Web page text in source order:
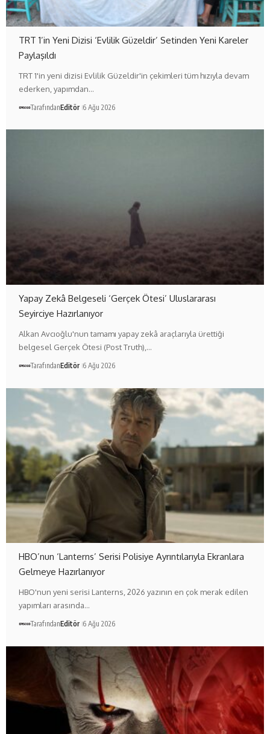
TRT 1’in Yeni Dizisi ‘Evlilik Güzeldir’ Setinden Yeni Kareler
Paylaşıldı
TRT 1'in yeni dizisi Evlilik Güzeldir'in çekimleri tüm hızıyla devam
ederken, yapımdan…
TarafındanEditör 6 Ağu 2026
Yapay Zekâ Belgeseli ‘Gerçek Ötesi’ Uluslararası
Seyirciye Hazırlanıyor
Alkan Avcıoğlu'nun tamamı yapay zekâ araçlarıyla ürettiği
belgesel Gerçek Ötesi (Post Truth),…
TarafındanEditör 6 Ağu 2026
HBO’nun ‘Lanterns’ Serisi Polisiye Ayrıntılarıyla Ekranlara
Gelmeye Hazırlanıyor
HBO'nun yeni serisi Lanterns, 2026 yazının en çok merak edilen
yapımları arasında…
TarafındanEditör 6 Ağu 2026